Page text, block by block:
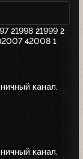
21998 21999 2
2007 42008 1
канал.
канал.